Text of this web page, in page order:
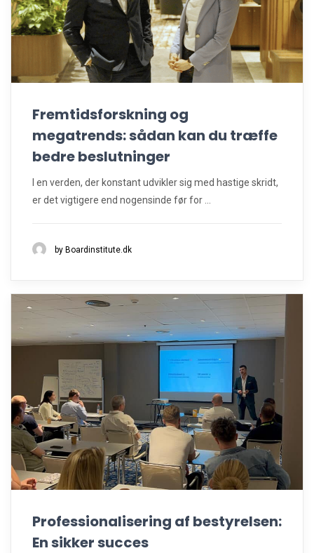
Fremtidsforskning og
megatrends: sådan kan du træffe
bedre beslutninger
I en verden, der konstant udvikler sig med hastige skridt,
er det vigtigere end nogensinde før for ...
by Boardinstitute.dk
Professionalisering af bestyrelsen:
En sikker succes